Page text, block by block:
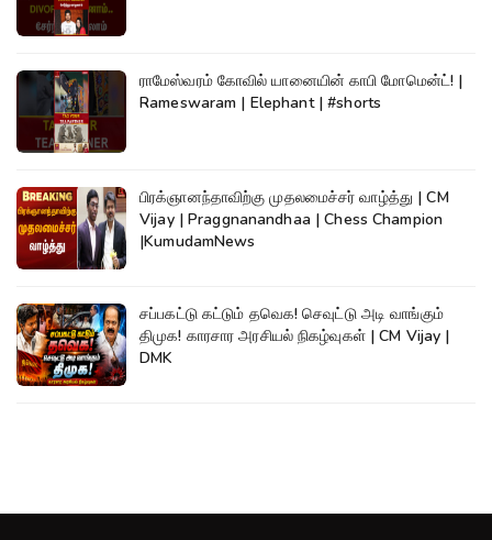
ராமேஸ்வரம் கோவில் யானையின் காபி மோமென்ட்! |
Rameswaram | Elephant | #shorts
பிரக்ஞானந்தாவிற்கு முதலமைச்சர் வாழ்த்து | CM
Vijay | Praggnanandhaa | Chess Champion
|KumudamNews
சப்பகட்டு கட்டும் தவெக! செவுட்டு அடி வாங்கும்
திமுக! காரசார அரசியல் நிகழ்வுகள் | CM Vijay |
DMK